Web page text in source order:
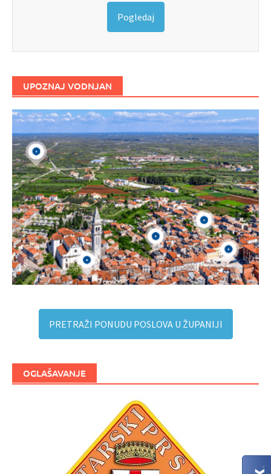
Pogledaj
UPOZNAJ VODNJAN
PRETRAŽI PONUDU POSLOVA U ŽUPANIJI
OGLAŠAVANJE